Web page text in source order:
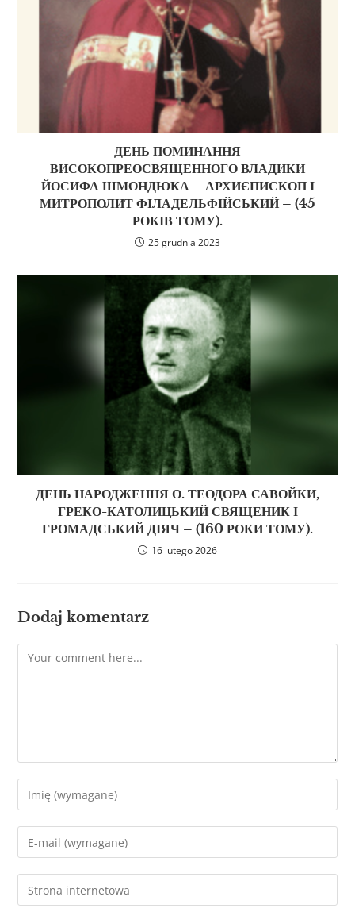
ДЕНЬ ПОМИНАННЯ
ВИСОКОПРЕОСВЯЩЕННОГО ВЛАДИКИ
ЙОСИФА ШМОНДЮКА – АРХИЄПИСКОП І
МИТРОПОЛИТ ФІЛАДЕЛЬФІЙСЬКИЙ – (45
РОКІВ ТОМУ).
25 grudnia 2023
ДЕНЬ НАРОДЖЕННЯ О. ТЕОДОРА САВОЙКИ,
ГРЕКО-КАТОЛИЦЬКИЙ СВЯЩЕНИК І
ГРОМАДСЬКИЙ ДІЯЧ – (160 РОКИ ТОМУ).
16 lutego 2026
Dodaj komentarz